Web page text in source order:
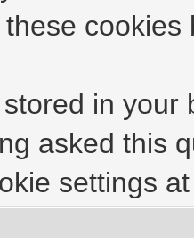
cookies
in
asked this
settings